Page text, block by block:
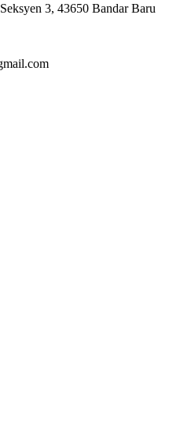
3, 43650 Bandar Baru